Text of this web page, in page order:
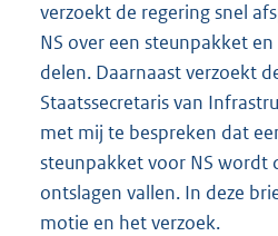
verzoekt de regering snel
NS over een steunpakket
delen. Daarnaast verzoekt
Staatssecretaris van
met mij te bespreken dat
steunpakket voor NS wordt
ontslagen vallen. In deze
motie en het verzoek.